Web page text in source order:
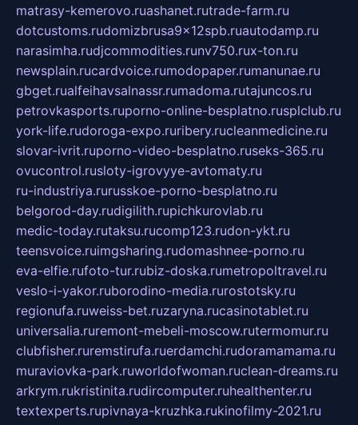
matrasy-kemerovo.ruashanet.rutrade-farm.ru
dotcustoms.rudomizbrusa9x12spb.ruautodamp.ru
narasimha.rudjcommodities.runv750.rux-ton.ru
newsplain.rucardvoice.rumodopaper.rumanunae.ru
gbget.rualfeihavsalnassr.rumadoma.rutajuncos.ru
petrovkasports.ruporno-online-besplatno.rusplclub.ru
york-life.rudoroga-expo.ruribery.rucleanmedicine.ru
slovar-ivrit.ruporno-video-besplatno.ruseks-365.ru
ovucontrol.rusloty-igrovyye-avtomaty.ru
ru-industriya.rurusskoe-porno-besplatno.ru
belgorod-day.rudigilith.rupichkurovlab.ru
medic-today.rutaksu.rucomp123.rudon-ykt.ru
teensvoice.ruimgsharing.rudomashnee-porno.ru
eva-elfie.rufoto-tur.rubiz-doska.rumetropoltravel.ru
veslo-i-yakor.ruborodino-media.rurostotsky.ru
regionufa.ruweiss-bet.ruzaryna.rucasinotablet.ru
universalia.ruremont-mebeli-moscow.rutermomur.ru
clubfisher.ruremstirufa.ruerdamchi.rudoramamama.ru
muraviovka-park.ruworldofwoman.ruclean-dreams.ru
arkrym.rukristinita.rudircomputer.ruhealthenter.ru
textexperts.rupivnaya-kruzhka.rukinofilmy-2021.ru